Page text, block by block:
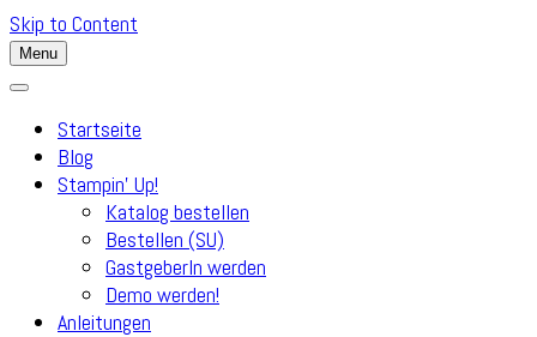
Skip to Content
Menu
Startseite
Blog
Stampin’ Up!
Katalog bestellen
Bestellen (SU)
GastgeberIn werden
Demo werden!
Anleitungen